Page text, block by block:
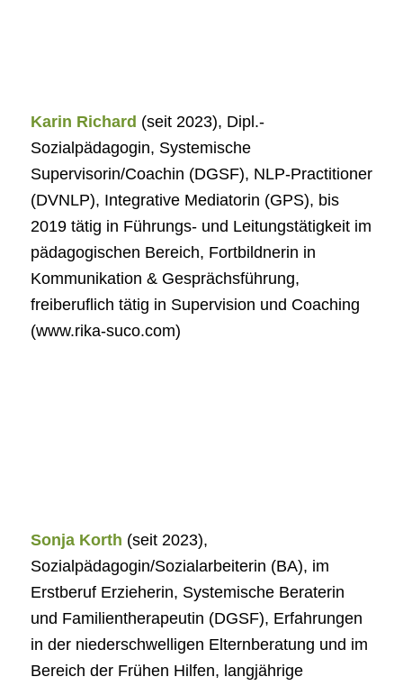
Karin Richard (seit 2023), Dipl.-
Sozialpädagogin, Systemische
Supervisorin/Coachin (DGSF), NLP-Practitioner
(DVNLP), Integrative Mediatorin (GPS), bis
2019 tätig in Führungs- und Leitungstätigkeit im
pädagogischen Bereich, Fortbildnerin in
Kommunikation & Gesprächsführung,
freiberuflich tätig in Supervision und Coaching
(www.rika-suco.com)
Sonja Korth (seit 2023),
Sozialpädagogin/Sozialarbeiterin (BA), im
Erstberuf Erzieherin, Systemische Beraterin
und Familientherapeutin (DGSF), Erfahrungen
in der niederschwelligen Elternberatung und im
Bereich der Frühen Hilfen, langjährige